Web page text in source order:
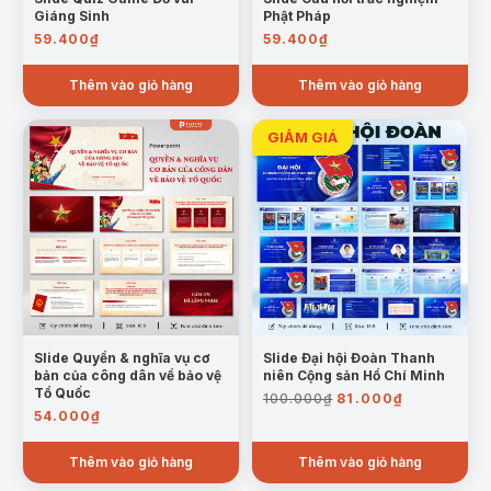
Giáng Sinh
59.400₫
Thêm vào giỏ hàng
Phật Pháp
59.400₫
Thêm vào giỏ hàng
Slide Quyền & nghĩa vụ cơ
bản của công dân về bảo vệ
Tổ Quốc
54.000₫
Thêm vào giỏ hàng
Slide Đại hội Đoàn Thanh
niên Cộng sản Hồ Chí Minh
100.000₫ Giá
là:
100.000₫.
81.000₫Giá
tại
là:
81.000₫.
Thêm vào giỏ hàng